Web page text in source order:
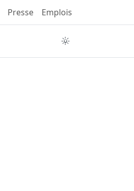
Presse Emplois